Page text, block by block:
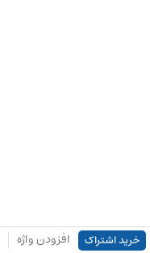
خرید اشتراک افزودن واژه